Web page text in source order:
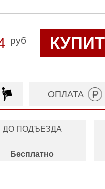
руб
ОПЛАТА
ДО ПОДЪЕЗДА
Бесплатно